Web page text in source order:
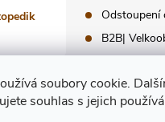
soubory cookie.
souhlas s jejich
Odstoupení
B2B|
údajů.